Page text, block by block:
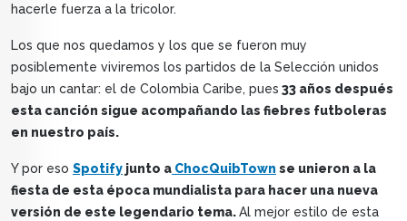
hacerle fuerza a la tricolor.
Los que nos quedamos y los que se fueron muy
posiblemente viviremos los partidos de la Selección unidos
bajo un cantar: el de Colombia Caribe, pues 33 años después
esta canción sigue acompañando las fiebres futboleras
en nuestro país.
Y por eso Spotify junto a ChocQuibTown se unieron a la
fiesta de esta época mundialista para hacer una nueva
versión de este legendario tema.Al mejor estilo de esta